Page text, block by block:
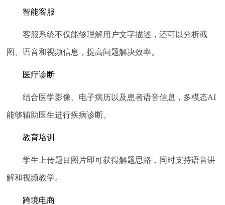
智能客服
客服系统不仅能够理解用户文字描述，还可以分析截
图、语音和视频信息，提高问题解决效率。
医疗诊断
结合医学影像、电子病历以及患者语音信息，多模态AI
能够辅助医生进行疾病诊断。
教育培训
学生上传题目图片即可获得解题思路，同时支持语音讲
解和视频教学。
跨境电商